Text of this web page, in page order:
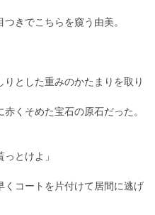
きでこちらを窺う由美。
とした重みのかたまりを取り
くそめた宝石の原石だった。
とけよ」
コートを片付けて居間に逃げ